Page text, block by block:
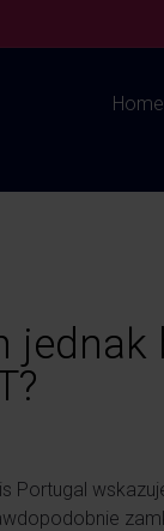
Home
jednak
Portugal